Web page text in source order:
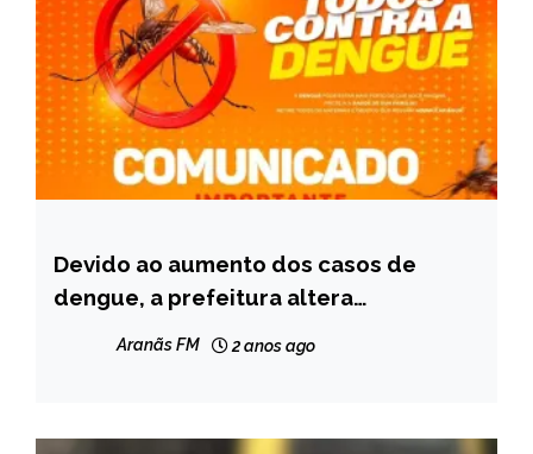
CAPELINHA
NOTÍCIAS
Devido ao aumento dos casos de
dengue, a prefeitura altera
Aranãs FM 2 anos ago